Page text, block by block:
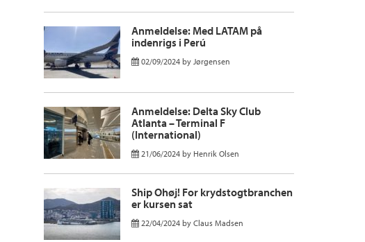
Anmeldelse: Med LATAM på
indenrigs i Perú
02/09/2024 by Jørgensen
Anmeldelse: Delta Sky Club
Atlanta – Terminal F
(International)
21/06/2024 by Henrik Olsen
Ship Ohøj! For krydstogtbranchen
er kursen sat
22/04/2024 by Claus Madsen